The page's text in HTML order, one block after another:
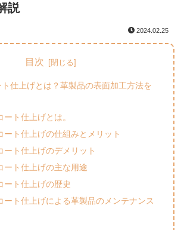
説
2024.02.25
目次
仕上げとは？革製品の表面加工方法を
ート仕上げとは。
ート仕上げの仕組みとメリット
ート仕上げのデメリット
ート仕上げの主な用途
ート仕上げの歴史
ート仕上げによる革製品のメンテナンス